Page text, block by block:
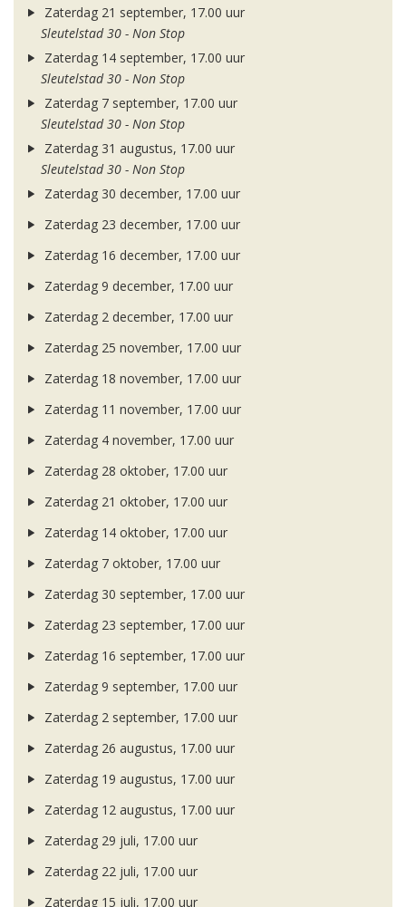
Zaterdag 21 september, 17.00 uur
Sleutelstad 30 - Non Stop
Zaterdag 14 september, 17.00 uur
Sleutelstad 30 - Non Stop
Zaterdag 7 september, 17.00 uur
Sleutelstad 30 - Non Stop
Zaterdag 31 augustus, 17.00 uur
Sleutelstad 30 - Non Stop
Zaterdag 30 december, 17.00 uur
Zaterdag 23 december, 17.00 uur
Zaterdag 16 december, 17.00 uur
Zaterdag 9 december, 17.00 uur
Zaterdag 2 december, 17.00 uur
Zaterdag 25 november, 17.00 uur
Zaterdag 18 november, 17.00 uur
Zaterdag 11 november, 17.00 uur
Zaterdag 4 november, 17.00 uur
Zaterdag 28 oktober, 17.00 uur
Zaterdag 21 oktober, 17.00 uur
Zaterdag 14 oktober, 17.00 uur
Zaterdag 7 oktober, 17.00 uur
Zaterdag 30 september, 17.00 uur
Zaterdag 23 september, 17.00 uur
Zaterdag 16 september, 17.00 uur
Zaterdag 9 september, 17.00 uur
Zaterdag 2 september, 17.00 uur
Zaterdag 26 augustus, 17.00 uur
Zaterdag 19 augustus, 17.00 uur
Zaterdag 12 augustus, 17.00 uur
Zaterdag 29 juli, 17.00 uur
Zaterdag 22 juli, 17.00 uur
Zaterdag 15 juli, 17.00 uur